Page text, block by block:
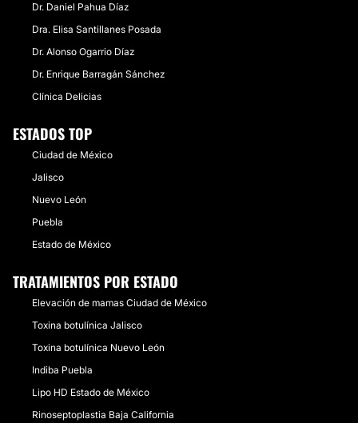
Dr. Daniel Pahua Díaz
Dra. Elisa Santillanes Posada
Dr. Alonso Ogarrio Díaz
Dr. Enrique Barragán Sánchez
Clínica Delicias
ESTADOS TOP
Ciudad de México
Jalisco
Nuevo León
Puebla
Estado de México
TRATAMIENTOS POR ESTADO
Elevación de mamas Ciudad de México
Toxina botulínica Jalisco
Toxina botulínica Nuevo León
Indiba Puebla
Lipo HD Estado de México
Rinoseptoplastia Baja California